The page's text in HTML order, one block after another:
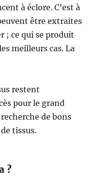
à éclore. C’est à
être extraites
; ce qui se produit
meilleurs cas. La
restent
pour le grand
de bons
tissus.
?